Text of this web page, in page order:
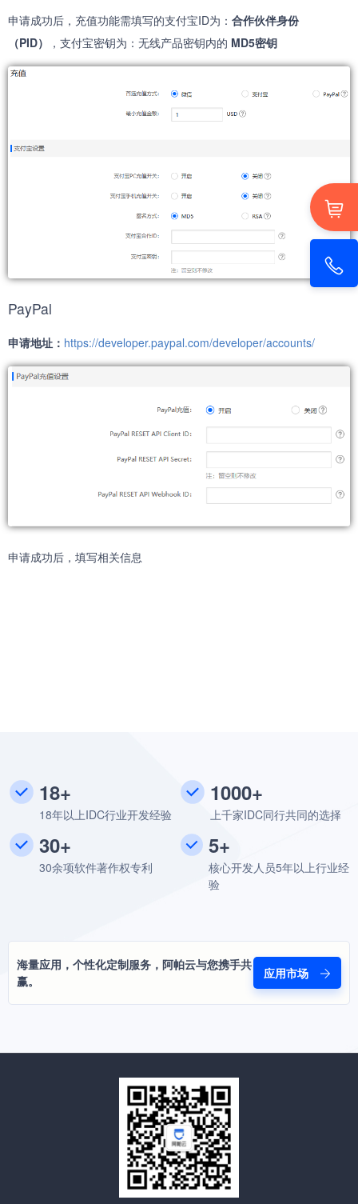
申请成功后，充值功能需填写的支付宝ID为： 合作伙伴身份
（PID）
，支付宝密钥为：无线产品密钥内的 MD5密钥
PayPal
申请地址： https://developer.paypal.com/developer/accounts/
申请成功后，填写相关信息
18+
18年以上IDC行业开发经验
1000+
上千家IDC同行共同的选择
30+
30余项软件著作权专利
5+
核心开发人员5年以上行业经
验
海量应用，个性化定制服务，阿帕云与您携手共
赢。
应用市场